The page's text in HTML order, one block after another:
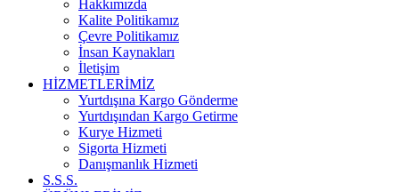
Hakkımızda
Kalite Politikamız
Çevre Politikamız
İnsan Kaynakları
İletişim
HİZMETLERİMİZ
Yurtdışına Kargo Gönderme
Yurtdışından Kargo Getirme
Kurye Hizmeti
Sigorta Hizmeti
Danışmanlık Hizmeti
S.S.S.